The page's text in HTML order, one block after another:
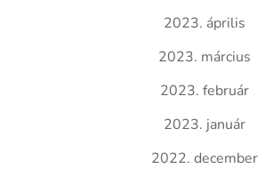
2023. április
2023. március
2023. február
2023. január
2022. december